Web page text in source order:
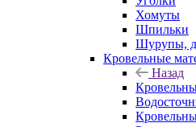
Хомуты
Шпильки
Шурупы,
Кровельные
Назад